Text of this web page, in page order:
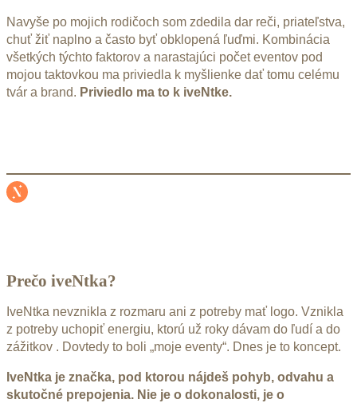
Navyše po mojich rodičoch som zdedila dar reči, priateľstva,
chuť žiť naplno a často byť obklopená ľuďmi. Kombinácia
všetkých týchto faktorov a narastajúci počet eventov pod
mojou taktovkou ma priviedla k myšlienke dať tomu celému
tvár a brand. Priviedlo ma to k iveNtke.
Prečo iveNtka?
IveNtka nevznikla z rozmaru ani z potreby mať logo. Vznikla
z potreby uchopiť energiu, ktorú už roky dávam do ľudí a do
zážitkov . Dovtedy to boli „moje eventy“. Dnes je to koncept.
IveNtka je značka, pod ktorou nájdeš pohyb, odvahu a
skutočné prepojenia. Nie je o dokonalosti, je o